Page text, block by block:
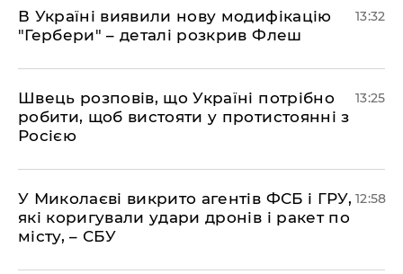
В Україні виявили нову модифікацію
"Гербери" – деталі розкрив Флеш
13:32
Швець розповів, що Україні потрібно
робити, щоб вистояти у протистоянні з
Росією
13:25
У Миколаєві викрито агентів ФСБ і ГРУ,
які коригували удари дронів і ракет по
місту, – СБУ
12:58